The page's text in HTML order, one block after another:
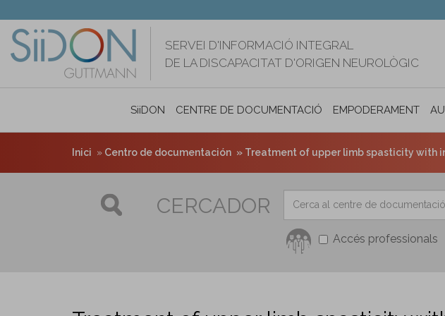
contingut
SERVEI D'INFORMACIÓ INTEGRAL
DE LA DISCAPACITAT D'ORIGEN NEUROLÒGIC
SiiDON CENTRE DE DOCUMENTACIÓ EMPODERAMENT
Inici Centro de documentación Treatment of upper limb spasticity with
CERCADOR
Accés professionals